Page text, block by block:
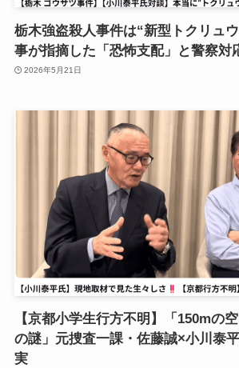
栃木強盗殺人事件は“新型トクリュ
事が指摘した「恐怖支配」と警察対
2026年5月21日
【京都小学生行方不明】「150mの
の謎」元捜査一課・佐藤誠×小川泰
実